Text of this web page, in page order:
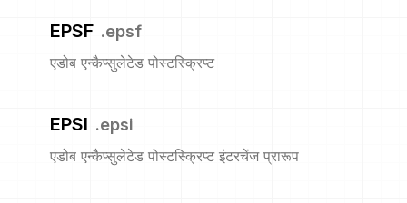
EPSF .epsf
एडोब एन्कैप्सुलेटेड पोस्टस्क्रिप्ट
EPSI .epsi
एडोब एन्कैप्सुलेटेड पोस्टस्क्रिप्ट इंटरचेंज प्रारूप